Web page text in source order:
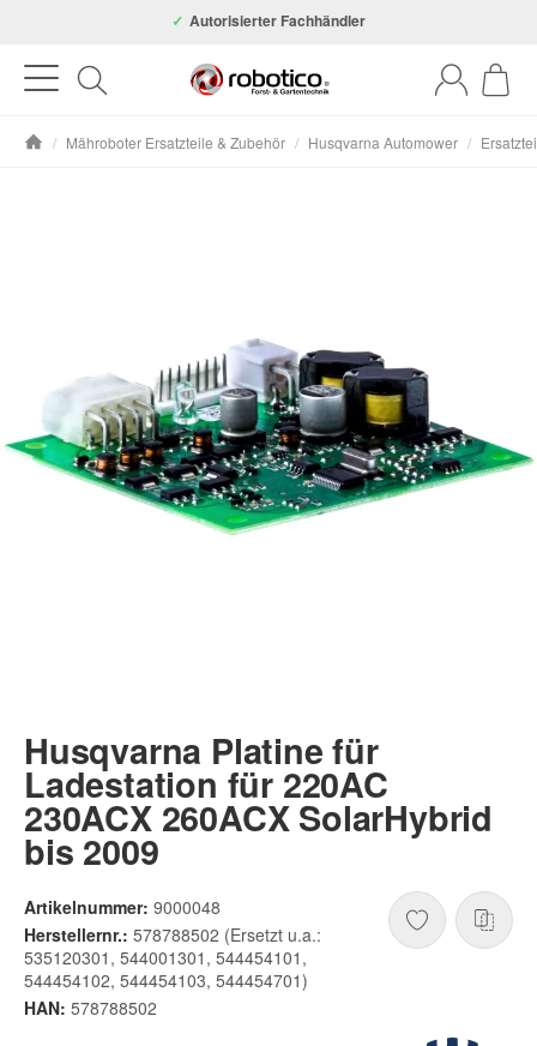
Autorisierter Fachhändler
/ Mähroboter Ersatzteile & Zubehör / Husqvarna Automower /
Husqvarna Platine für
Ladestation für 220AC
230ACX 260ACX SolarHybrid
bis 2009
Artikelnummer: 9000048
Herstellernr.: 578788502 (Ersetzt u.a.:
535120301, 544001301, 544454101,
544454102, 544454103, 544454701)
HAN: 578788502